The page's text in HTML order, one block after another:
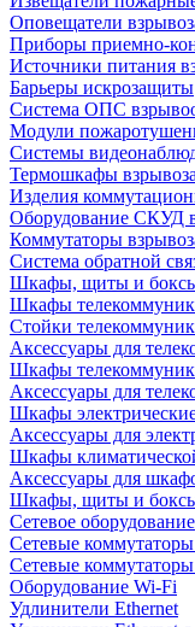
Оповещатели
Приборы приемно-
Источники питания
Барьеры искрозащиты
Система ОПС
Модули
Системы
Термошкафы
Изделия
Оборудование СКУД
Коммутаторы
Система обратной
Шкафы, щиты и
Шкафы
Стойки
Аксессуары для
Шкафы
Аксессуары для
Шкафы
Аксессуары для
Шкафы
Аксессуары для
Шкафы, щиты и боксы
Сетевое оборудование
Сетевые коммутаторы
Сетевые коммутаторы
Оборудование Wi-Fi
Удлинители Ethernet